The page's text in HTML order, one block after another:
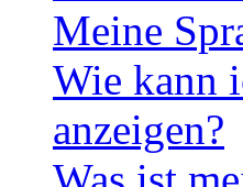
Meine
Wie kann
anzeigen?